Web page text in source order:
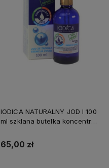
IODICA NATURALNY JOD I 100
ml szklana butelka koncentrat
65,00 zł